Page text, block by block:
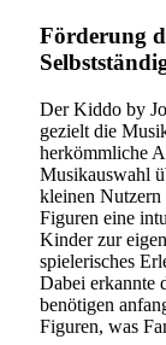
Förderung
Der Kiddo by
gezielt die
herkömmliche
Musikauswahl
kleinen Nutzern
Figuren eine
Kinder zur
spielerisches
Dabei erkannte
benötigen
Figuren, was